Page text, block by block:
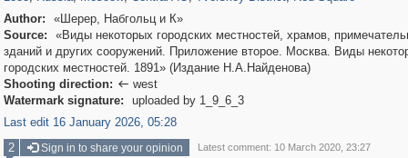
Author:
«Шерер, Набгольц и К»
Source:
«Виды некоторых городских местностей, храмов,
зданий и других сооружений. Приложение второе. Москва. Виды
городских местностей. 1891» (Издание Н.А.Найденова)
Shooting direction:  west
Watermark signature:
uploaded by 1_9_6_3
Last edit 16 January 2026, 05:28
2
Sign in to share your opinion Latest comment: 10 March 2020, 23:27